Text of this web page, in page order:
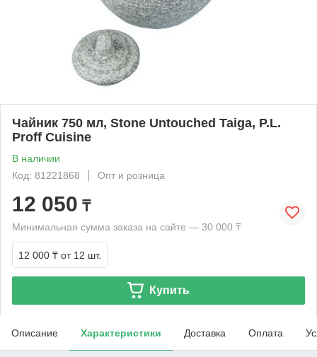
Чайник 750 мл, Stone Untouched Taiga, P.L.
Proff Cuisine
В наличии
Код: 81221868
Опт и розница
12 050 ₸
Минимальная сумма заказа на сайте — 30 000 ₸
12 000 ₸ от 12 шт.
Купить
Описание Характеристики Доставка Оплата